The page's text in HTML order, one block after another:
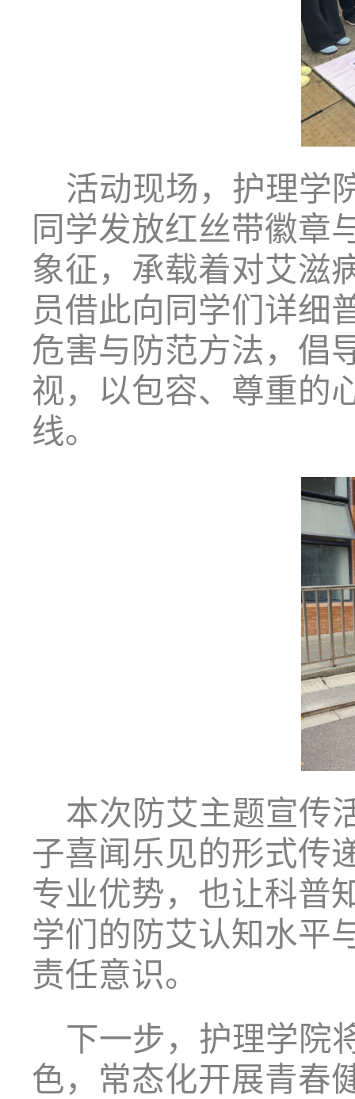
活动现场，护理学
同学发放红丝带徽章
象征，承载着对艾滋
员借此向同学们详细
危害与防范方法，倡
视，以包容、尊重的
线。
本次防艾主题宣传
子喜闻乐见的形式传
专业优势，也让科普
学们的防艾认知水平
责任意识。
下一步，护理学院
色，常态化开展青春